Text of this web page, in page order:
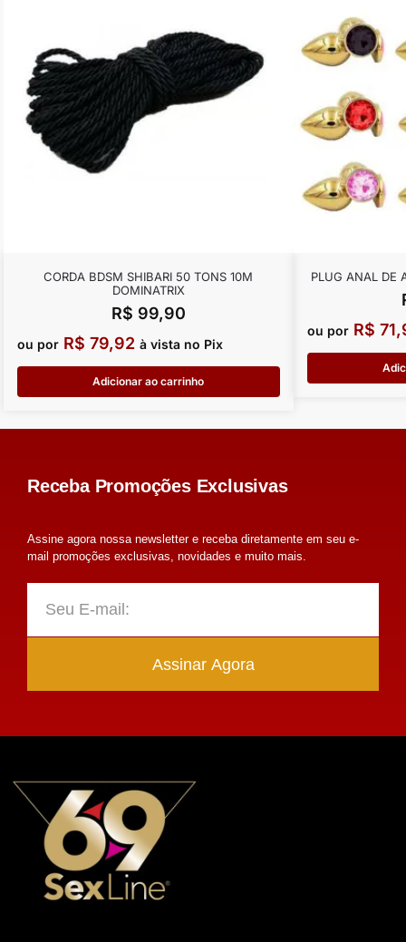
CORDA BDSM SHIBARI 50 TONS 10M
DOMINATRIX
R$ 99,90
ou por R$ 79,92 à vista no Pix
Adicionar ao carrinho
PLUG ANAL DE
ou por R$
Receba Promoções Exclusivas
Assine agora nossa newsletter e receba diretamente em seu e-
mail promoções exclusivas, novidades e muito mais.
Assinar Agora